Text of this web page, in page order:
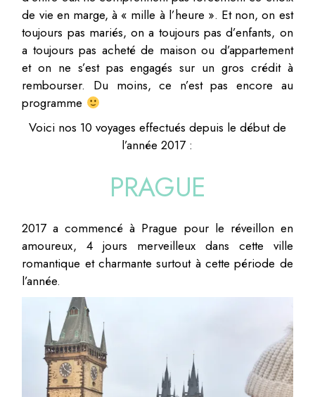
de vie en marge, à « mille à l’heure ». Et non, on est
toujours pas mariés, on a toujours pas d’enfants, on
a toujours pas acheté de maison ou d’appartement
et on ne s’est pas engagés sur un gros crédit à
rembourser. Du moins, ce n’est pas encore au
programme
Voici nos 10 voyages effectués depuis le début de
l’année 2017 :
PRAGUE
2017 a commencé à Prague pour le réveillon en
amoureux, 4 jours merveilleux dans cette ville
romantique et charmante surtout à cette période de
l’année.